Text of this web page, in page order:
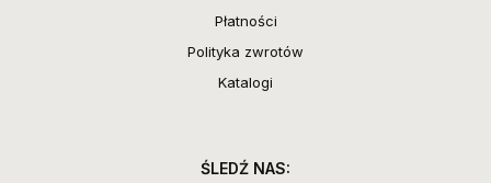
Płatności
Polityka zwrotów
Katalogi
ŚLEDŹ NAS: